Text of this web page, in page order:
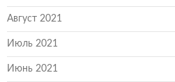
Август 2021
Июль 2021
Июнь 2021